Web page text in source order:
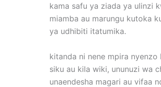
kama safu ya ziada ya ulinzi
miamba au marungu kutoka
ya udhibiti itatumika.
kitanda ni nene mpira
siku au kila wiki, ununuzi wa
unaendesha magari au vifaa